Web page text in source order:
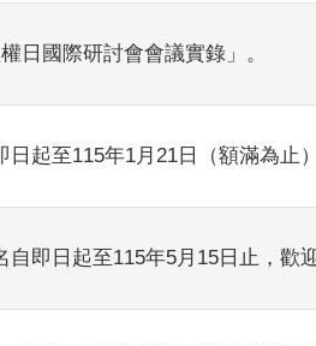
日國際研討會會議實錄」。
起至115年1月21日（額滿為止
即日起至115年5月15日止，歡